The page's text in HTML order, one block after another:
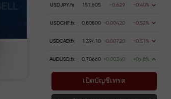
การฝาก
USDJPY.fx 157.805 -0.629 -0.40%
USDCHF.fx 0.80800 -0.00420 -0.52%
USDCAD.fx 1.39410 -0.00720 -0.51%
AUDUSD.fx 0.70660 +0.00340 +0.48%
เปิดบัญชีเทรด